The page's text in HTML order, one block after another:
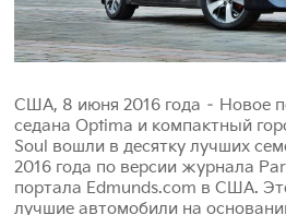
США, 8 июня 2016 года – Новое
седана Optima и компактный
Soul вошли в десятку лучших
2016 года по версии журнала
портала Edmunds.com в США.
лучшие автомобили на